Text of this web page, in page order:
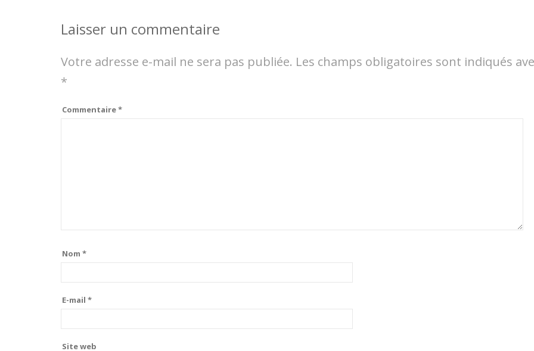
Laisser un commentaire
Votre adresse e-mail ne sera pas publiée. Les champs obligatoires sont indiqués
*
Commentaire*
Nom *
E-mail *
Site web